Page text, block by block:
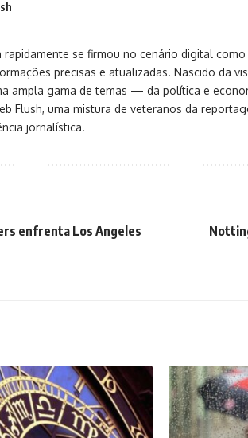
rapidamente se firmou no cenário digital
precisas e atualizadas. Nascido da
ampla gama de temas — da política e
Flush, uma mistura de veteranos da
jornalística.
enfrenta Los Angeles